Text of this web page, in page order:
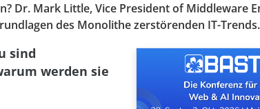
Dr. Mark Little, Vice President of Middleware
des Monolithe zerstörenden IT-Trends.
sind
werden sie